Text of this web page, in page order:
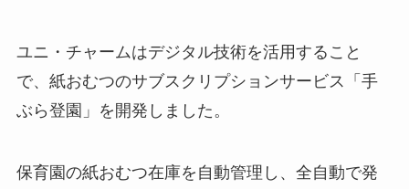
ユニ・チャームはデジタル技術を活用すること
で、紙おむつのサブスクリプションサービス「手
ぶら登園」を開発しました。
保育園の紙おむつ在庫を自動管理し、全自動で発